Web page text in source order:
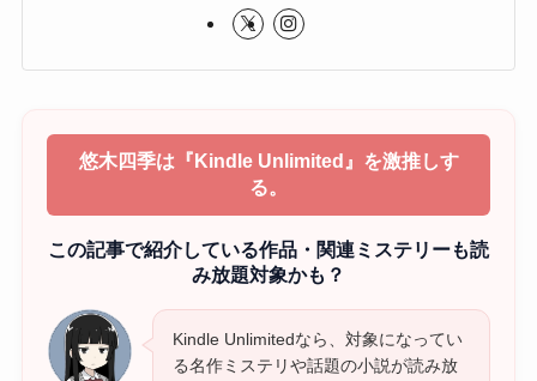
悠木四季は『Kindle Unlimited』を激推しす
る。
この記事で紹介している作品・関連ミステリーも読
み放題対象かも？
Kindle Unlimitedなら、対象になってい
る名作ミステリや話題の小説が読み放